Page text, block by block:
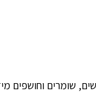
שומרים